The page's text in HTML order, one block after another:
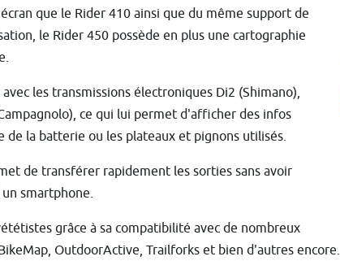
que le Rider 410 ainsi que du même support de
le Rider 450 possède en plus une cartographie
les transmissions électroniques Di2 (Shimano),
ce qui lui permet d'afficher des infos
de la batterie ou les plateaux et pignons utilisés.
de transférer rapidement les sorties sans avoir
smartphone.
grâce à sa compatibilité avec de nombreux
OutdoorActive, Trailforks et bien d'autres encore.